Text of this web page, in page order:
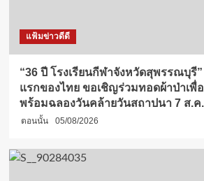
แฟ้มข่าวดีดี
“36 ปี โรงเรียนกีฬาจังหวัดสุพรรณบุรี
แรกของไทย ขอเชิญร่วมทอดผ้าป่าเพื่
พร้อมฉลองวันคล้ายวันสถาปนา 7 ส.ค.
ตอนนั้น 05/08/2026